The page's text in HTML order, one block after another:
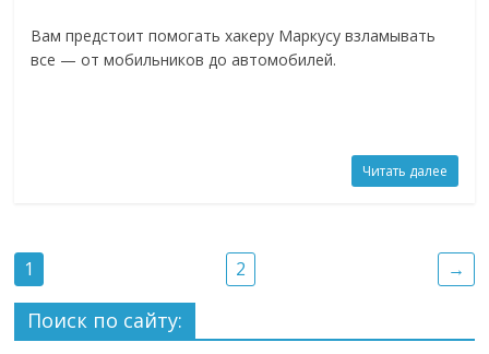
Вам предстоит помогать хакеру Маркусу взламывать
все — от мобильников до автомобилей.
Читать далее
1 2 →
Поиск по сайту: